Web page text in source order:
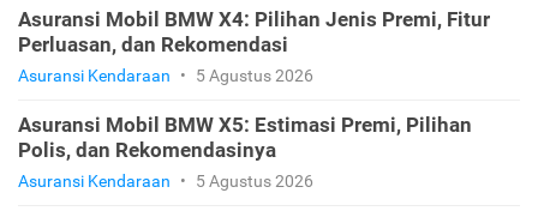
Asuransi Mobil BMW X4: Pilihan Jenis Premi, Fitur
Perluasan, dan Rekomendasi
Asuransi Kendaraan • 5 Agustus 2026
Asuransi Mobil BMW X5: Estimasi Premi, Pilihan
Polis, dan Rekomendasinya
Asuransi Kendaraan • 5 Agustus 2026